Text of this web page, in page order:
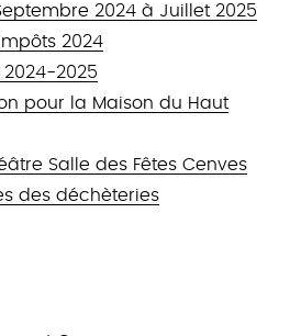
2024 à Juillet 2025
2024
2025
pour la Maison du Haut
Salle des Fêtes Cenves
des déchèteries